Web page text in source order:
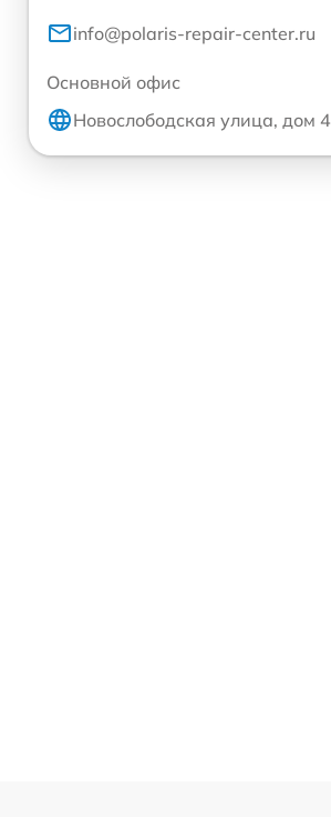
info@polaris-repair-center.ru
Основной офис
Новослободская улица, дом 4